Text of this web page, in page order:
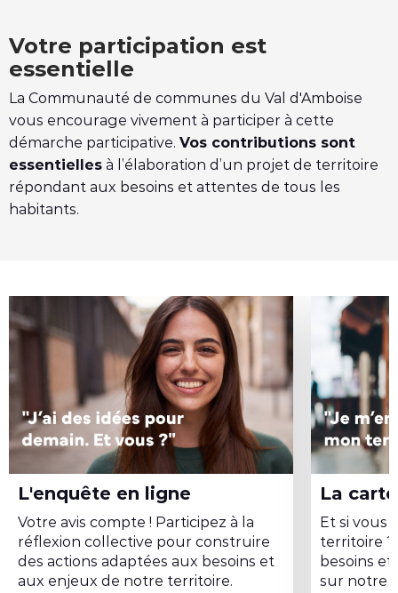
e
t
d
e
T
e
r
t
o
e
Votre participation est
essentielle
La Communauté de communes du Val d'Amboise
vous encourage vivement à participer à cette
démarche participative. Vos contributions sont
essentielles à l’élaboration d’un projet de territoire
répondant aux besoins et attentes de tous les
habitants.
L'enquête en ligne
Votre avis compte ! Participez à la
réflexion collective pour construire
des actions adaptées aux besoins et
aux enjeux de notre territoire.
La
Et si vous
territoire ?
besoins
sur notre